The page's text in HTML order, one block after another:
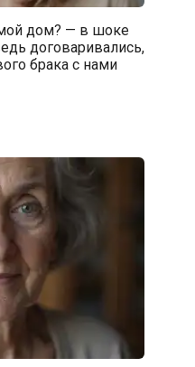
дом? — в шоке
договаривались,
брака с нами